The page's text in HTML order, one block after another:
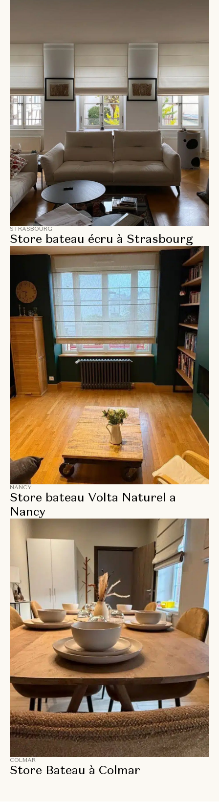
STRASBOURG
Store bateau écru à Strasbourg
NANCY
Store bateau Volta Naturel a
Nancy
COLMAR
Store Bateau à Colmar